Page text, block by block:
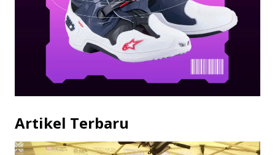
Artikel Terbaru